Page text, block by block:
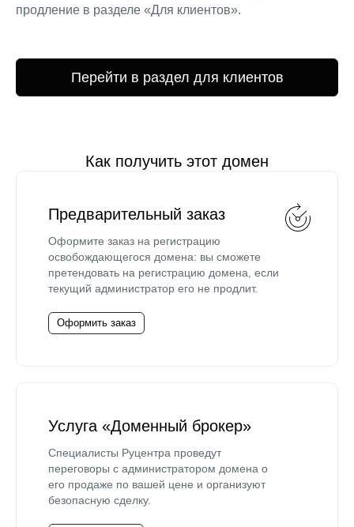
продление в разделе «Для клиентов».
Перейти в раздел для клиентов
Как получить этот домен
Предварительный заказ
Оформите заказ на регистрацию
освобождающегося домена: вы сможете
претендовать на регистрацию домена, если
текущий администратор его не продлит.
Оформить заказ
Услуга «Доменный брокер»
Специалисты Руцентра проведут
переговоры с администратором домена о
его продаже по вашей цене и организуют
безопасную сделку.